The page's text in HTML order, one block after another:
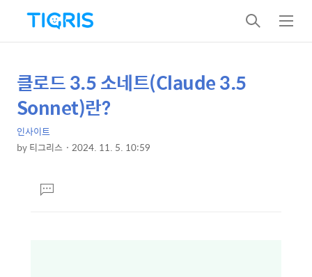
검
색
메
뉴
상
세
컨
텐
본
문
제
목
클로드 3.5 소네트(Claude 3.5
Sonnet)란?
인사이트
by티그리스 2024. 11. 5. 10:59
댓
글